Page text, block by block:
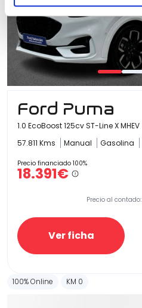
Ford Puma
1.0 EcoBoost 125cv ST-Line X MHEV
57.811 Kms
Manual Gasolina
Precio financiado 100%
18.391€
Precio al contado:
Ver ficha
100% Online KM 0